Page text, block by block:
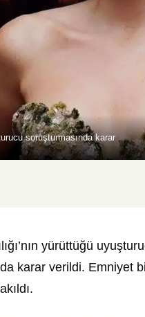
soruşturmasında karar
yürüttüğü
karar verildi. Emniyet